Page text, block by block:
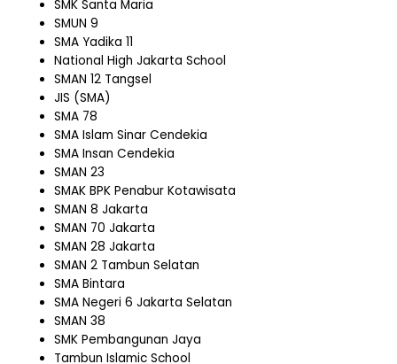
SMK Santa Maria
SMUN 9
SMA Yadika 11
National High Jakarta School
SMAN 12 Tangsel
JIS (SMA)
SMA 78
SMA Islam Sinar Cendekia
SMA Insan Cendekia
SMAN 23
SMAK BPK Penabur Kotawisata
SMAN 8 Jakarta
SMAN 70 Jakarta
SMAN 28 Jakarta
SMAN 2 Tambun Selatan
SMA Bintara
SMA Negeri 6 Jakarta Selatan
SMAN 38
SMK Pembangunan Jaya
Tambun Islamic School